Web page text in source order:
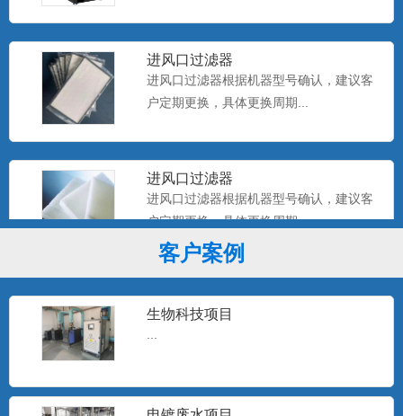
进风口过滤器根据机器型号确认，建议客
户定期更换，具体更换周期...
进风口过滤器根据机器型号确认，建议客
户定期更换，具体更换周期...
一般采用的连接方式为对夹式或双法兰式
伸缩接头
客户案例
生物科技项目